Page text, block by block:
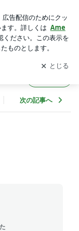
を受け取りまし
開く
次の記事へ